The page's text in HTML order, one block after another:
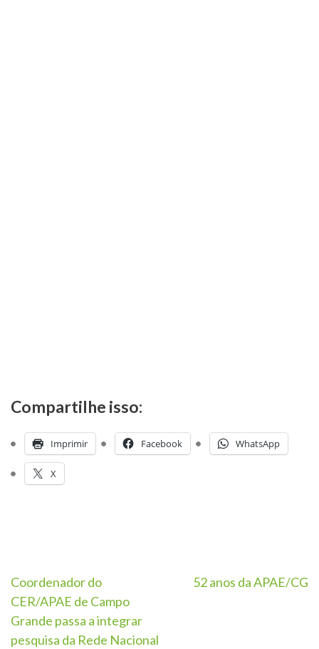
Compartilhe isso:
Imprimir Facebook WhatsApp
X
Coordenador do
CER/APAE de Campo
Grande passa a integrar
pesquisa da Rede Nacional
52 anos da APAE/CG